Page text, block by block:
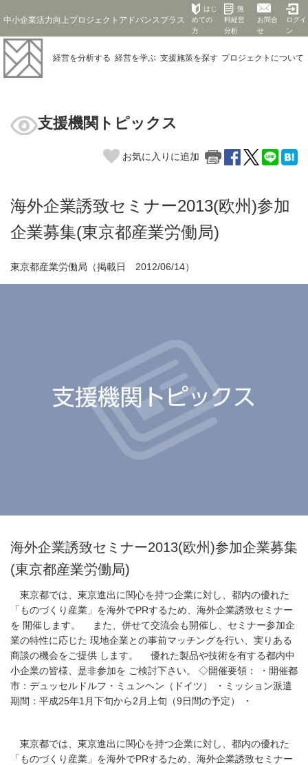
中小企業活力向上プロジェクトアドバンスプラス
はじ
めての
方
無
料経営
分析
お問合
せ
ログイ
ン
経営を分析する 経営を学ぶ 支援施策を探す プロジェクト について
支援機関トピックス
お気に入りに追加
海外企業誘致セミナー2013(欧州)参加
企業募集(東京都産業労働局)
東京都産業労働局（掲載日 2012/06/14）
海外企業誘致セミナー2013(欧州)参加企業募集
(東京都産業労働局)
東京都では、東京進出に関心を持つ企業に対し、都内の優れた
「ものづくり産業」を海外でPRするため、海外企業誘致セミナー
を 開催します。 また、併せて交流会も開催し、セミナー参加企
業の特性に応じた 現地企業との事前マッチングを行い、実りある
商談の機会をご提供 します。 優れた製品や技術を有する都内中
小企業の皆様、是非参加を ご検討下さい。 ◇開催要領： ・開催都
市：デュッセルドルフ・ミュンヘン（ドイツ） ・ミッション派遣
期間：平成25年1月下旬から2月上旬（9日間の予定） ・
東京都では、東京進出に関心を持つ企業に対し、都内の優れた
「ものづくり産業」を海外でPRするため、海外企業誘致セミナー